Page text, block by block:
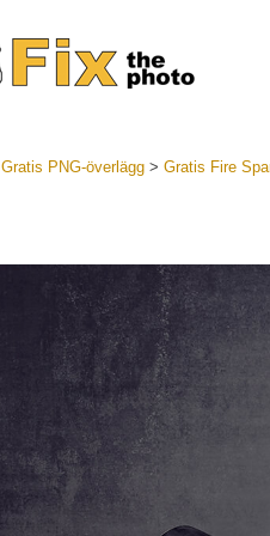
Best
Mobila
Gratis PNG-överlägg> Gratis Fire